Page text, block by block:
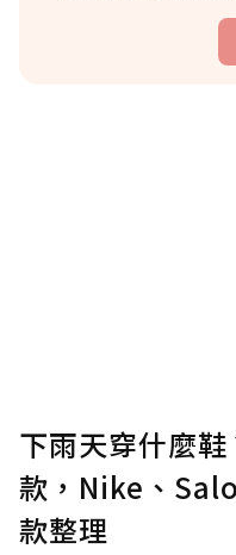
下雨天穿什麼
款，Nike、
款整理